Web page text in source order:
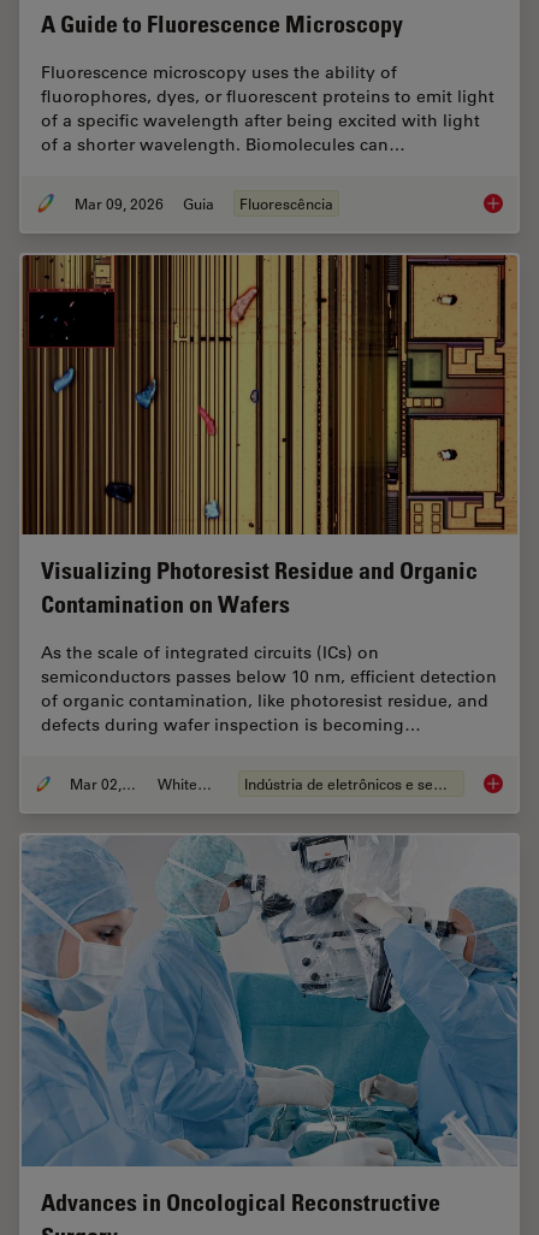
A Guide to Fluorescence Microscopy
Fluorescence microscopy uses the ability of
fluorophores, dyes, or fluorescent proteins to emit light
of a specific wavelength after being excited with light
of a shorter wavelength. Biomolecules can…
Mar 09, 2026 Guia Fluorescência A
Visualizing Photoresist Residue and Organic
Contamination on Wafers
As the scale of integrated circuits (ICs) on
semiconductors passes below 10 nm, efficient detection
of organic contamination, like photoresist residue, and
defects during wafer inspection is becoming…
Mar 02, 2026 Whitepaper Indústria de eletrônicos e semicondutores
Advances in Oncological Reconstructive